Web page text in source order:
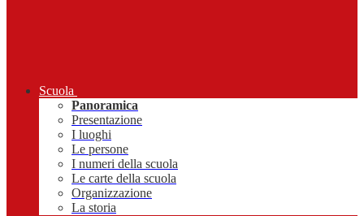
Scuola
Panoramica
Presentazione
I luoghi
Le persone
I numeri della scuola
Le carte della scuola
Organizzazione
La storia